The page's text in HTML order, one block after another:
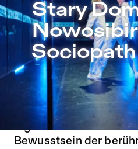
Zu Programm springen
Zu Aktuelles springen
Zu Seiten springen
Stary Dom Theater,
Stary
AB 18 JAHREN
Sociopath / Hamlet
Figuren auf eine Reise
Bewusstsein der